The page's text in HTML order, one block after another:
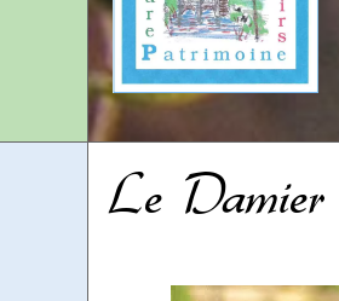
Le Damier